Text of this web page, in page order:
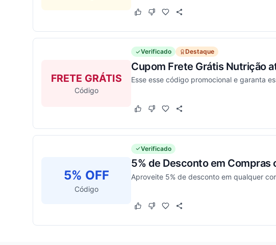
Este cupom funcionou
Este cupom não funcionou
FRETE GRÁTIS
Código
Verificado Destaque
Cupom Frete Grátis Nutrição
Esse esse código promocional e garanta
Este cupom funcionou
Este cupom não funcionou
5% OFF
Código
Verificado
5% de Desconto em Compras
Aproveite 5% de desconto em qualquer
Este cupom funcionou
Este cupom não funcionou